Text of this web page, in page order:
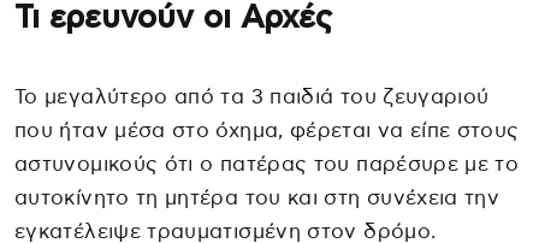
Τι ερευνούν οι Αρχές
Το μεγαλύτερο από τα 3 παιδιά του ζευγαριού
που ήταν μέσα στο όχημα, φέρεται να είπε στους
αστυνομικούς ότι ο πατέρας του παρέσυρε με το
αυτοκίνητο τη μητέρα του και στη συνέχεια την
εγκατέλειψε τραυματισμένη στον δρόμο.